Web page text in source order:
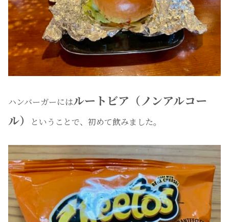
ハンバーガーにはルートビア（ノンアルコー
ル）
ということで、初めて飲みました。